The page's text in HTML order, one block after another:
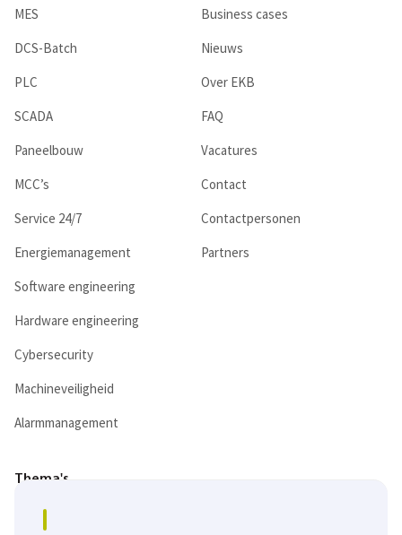
MES
DCS-Batch
PLC
SCADA
Paneelbouw
MCC’s
Service 24/7
Energiemanagement
Software engineering
Hardware engineering
Cybersecurity
Machineveiligheid
Alarmmanagement
Business cases
Nieuws
Over EKB
FAQ
Vacatures
Contact
Contactpersonen
Partners
Thema's